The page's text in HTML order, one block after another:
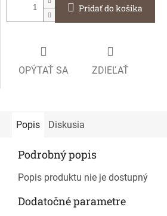
Pridať do košíka
OPÝTAŤ SA ZDIEĽAŤ
Popis Diskusia
Podrobný popis
Popis produktu nie je dostupný
Dodatočné parametre